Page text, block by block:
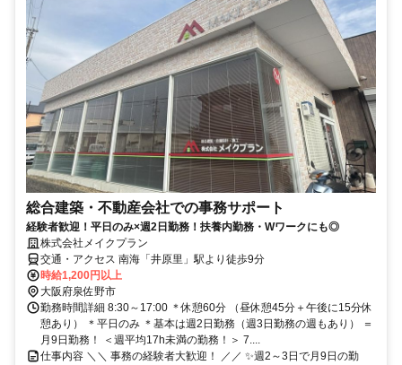
総合建築・不動産会社での事務サポート
経験者歓迎！平日のみ×週2日勤務！扶養内勤務・Wワークにも◎
株式会社メイクプラン
交通・アクセス 南海「井原里」駅より徒歩9分
時給1,200円以上
大阪府泉佐野市
勤務時間詳細 8:30～17:00 ＊休憩60分 （昼休憩45分＋午後に15分休
憩あり） ＊平日のみ ＊基本は週2日勤務（週3日勤務の週もあり） ＝
月9日勤務！ ＜週平均17h未満の勤務！＞ 7....
仕事内容 ＼＼ 事務の経験者大歓迎！ ／／ ✨週2～3日で月9日の勤